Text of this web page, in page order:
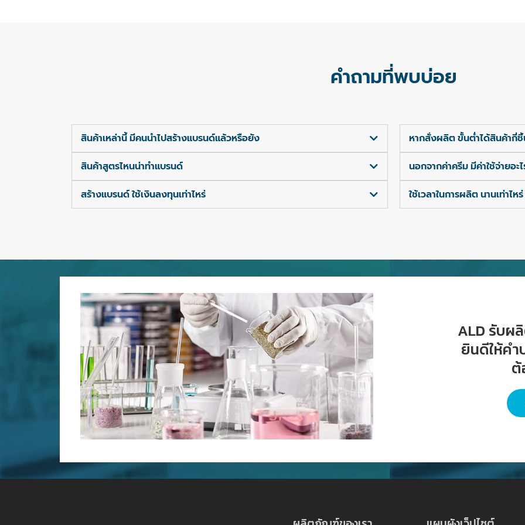
คำถามที่พบบ่อย
สินค้าเหล่านี้ มีคนนำไปสร้างแบรนด์แล้วหรือยัง
สินค้าสูตรไหนน่าทำแบรนด์
สร้างแบรนด์ ใช้เงินลงทุนเท่าไหร่
หากสั่งผลิต ขั้นต่ำได้สินค้ากี่
นอกจากค่าครีม มีค่าใช้จ่ายอะ
ใช้เวลาในการผลิต นานเท่าไหร่
ALD รับผ
ยินดีให้คำ